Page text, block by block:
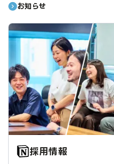
お知らせ
採用情報